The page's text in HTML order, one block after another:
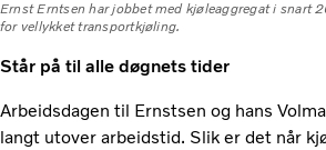
Ernst Erntsen har jobbet med kjøleaggregat i snart
for vellykket transportkjøling.
Står på til alle døgnets tider
Arbeidsdagen til Ernstsen og hans
langt utover arbeidstid. Slik er det når